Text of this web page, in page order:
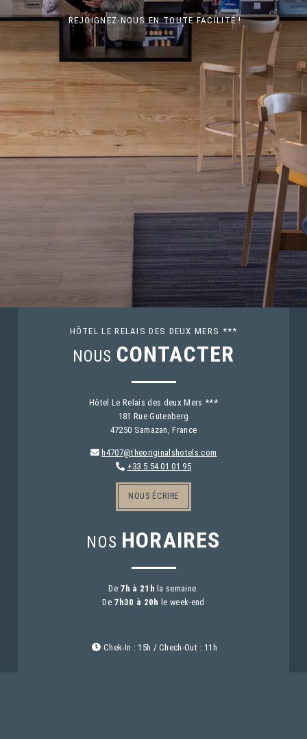
REJOIGNEZ-NOUS EN TOUTE FACILITÉ !
HÔTEL LE RELAIS DES DEUX MERS ***
NOUS CONTACTER
Hôtel Le Relais des deux Mers ***
181 Rue Gutenberg
47250 Samazan, France
h4707@theoriginalshotels.com
+33 5 54 01 01 95
NOUS ÉCRIRE
NOS HORAIRES
De7h à 21h la semaine
De 7h30 à 20h le week-end
Chek-In : 15h / Chech-Out : 11h